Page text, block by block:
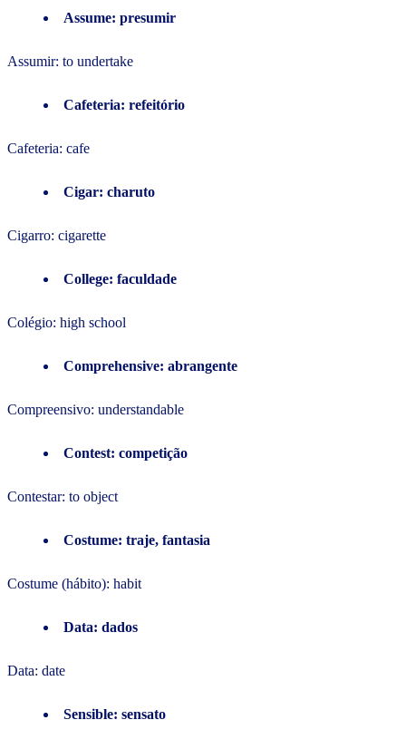
Assume: presumir
Assumir: to undertake
Cafeteria: refeitório
Cafeteria: cafe
Cigar: charuto
Cigarro: cigarette
College: faculdade
Colégio: high school
Comprehensive: abrangente
Compreensivo: understandable
Contest: competição
Contestar: to object
Costume: traje, fantasia
Costume (hábito): habit
Data: dados
Data: date
Sensible: sensato